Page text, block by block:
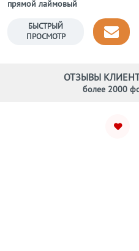
прямой лаймовый
БЫСТРЫЙ
ПРОСМОТР
ОТЗЫВЫ
более 2000